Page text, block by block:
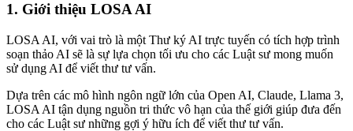
1. Giới thiệu LOSA AI
LOSA AI, với vai trò là một Thư ký AI trực tuyến có tích hợp trình
soạn thảo AI sẽ là sự lựa chọn tối ưu cho các Luật sư mong muốn
sử dụng AI để viết thư tư vấn.
Dựa trên các mô hình ngôn ngữ lớn của Open AI, Claude, Llama 3,
LOSA AI tận dụng nguồn tri thức vô hạn của thế giới giúp đưa đến
cho các Luật sư những gợi ý hữu ích để viết thư tư vấn.